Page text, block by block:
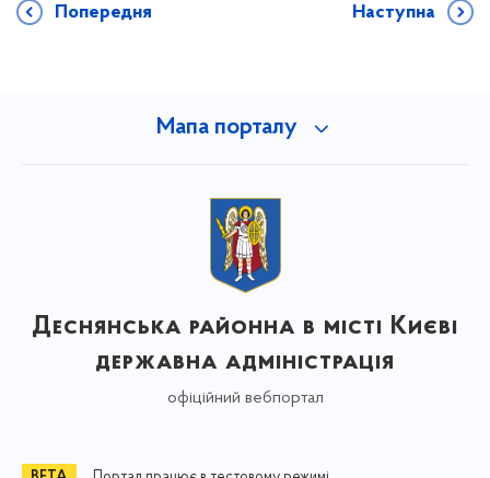
Попередня Наступна
Мапа порталу
Деснянська районна в місті Києві
державна адміністрація
офіційний вебпортал